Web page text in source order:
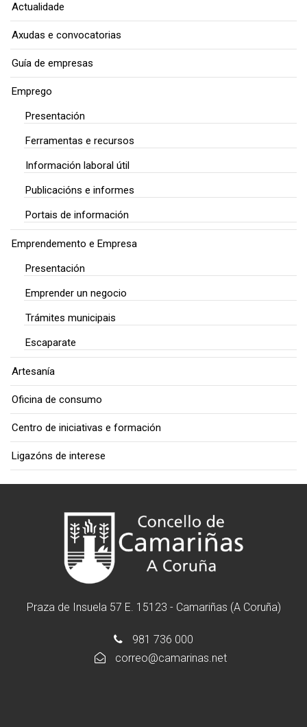
Actualidade
Axudas e convocatorias
Guía de empresas
Emprego
Presentación
Ferramentas e recursos
Información laboral útil
Publicacións e informes
Portais de información
Emprendemento e Empresa
Presentación
Emprender un negocio
Trámites municipais
Escaparate
Artesanía
Oficina de consumo
Centro de iniciativas e formación
Ligazóns de interese
Praza de Insuela 57 E. 15123 - Camariñas (A Coruña)
981 736 000
correo@camarinas.net